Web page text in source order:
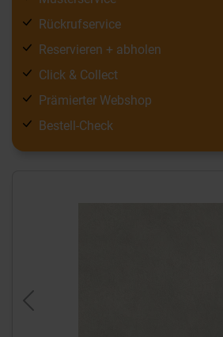
Rückrufservice
Reservieren + abholen
Click & Collect
Prämierter Webshop
Bestell-Check
Previous